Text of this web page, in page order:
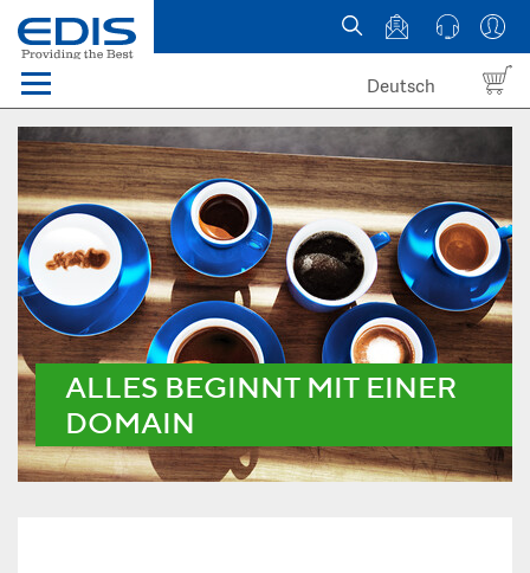
Menü
Domain names
Hosting
News
about EDIS
Deutsch
ALLES BEGINNT MIT EINER
DOMAIN